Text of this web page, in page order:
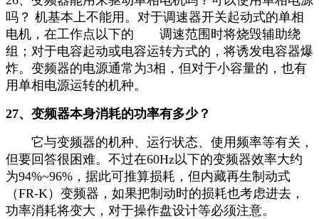
吗？ 机基本上不能用。对于调速器开关起动式的单相
电机，在工作点以下的 调速范围时将烧毁辅助绕
组；对于电容起动或电容运转方式的，将诱发电容器爆
炸。变频器的电源通常为3相，但对于小容量的，也有
用单相电源运转的机种。
27、变频器本身消耗的功率有多少？
它与变频器的机种、运行状态、使用频率等有关，
但要回答很困难。不过在60Hz以下的变频器效率大约
为94%~96%，据此可推算损耗，但内藏再生制动式
（FR-K）变频器，如果把制动时的损耗也考虑进去，
功率消耗将变大，对于操作盘设计等必须注意。